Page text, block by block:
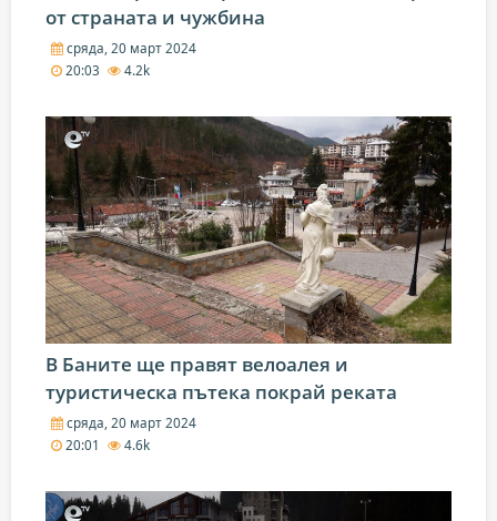
от страната и чужбина
сряда, 20 март 2024
20:03
4.2k
В Баните ще правят велоалея и
туристическа пътека покрай реката
сряда, 20 март 2024
20:01
4.6k